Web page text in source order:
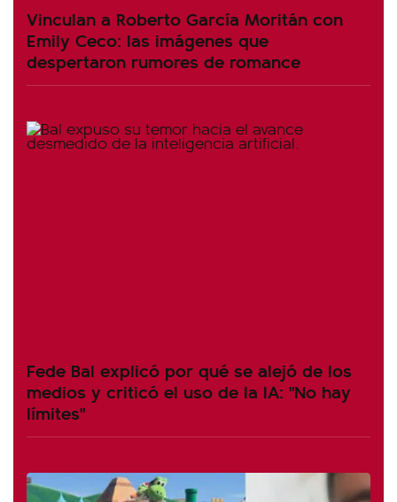
Vinculan a Roberto García Moritán con
Emily Ceco: las imágenes que
despertaron rumores de romance
Fede Bal explicó por qué se alejó de los
medios y criticó el uso de la IA: "No hay
límites"